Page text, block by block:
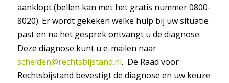
aanklopt (bellen kan met het gratis nummer 0800-
8020). Er wordt gekeken welke hulp bij uw situatie
past en na het gesprek ontvangt u de diagnose.
Deze diagnose kunt u e-mailen naar
scheiden@rechtsbijstand.nl. De Raad voor
Rechtsbijstand bevestigt de diagnose en uw keuze